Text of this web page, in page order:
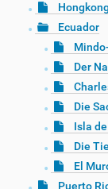
Ecuador
Der
Die
Isla
Die
El
Puerto